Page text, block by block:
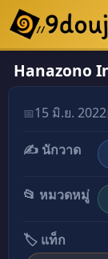
Hanazono
📅15 มิ.ย. 2022
✍️ นักวาด
📂 หมวดหมู่
🏷️ แท็ก